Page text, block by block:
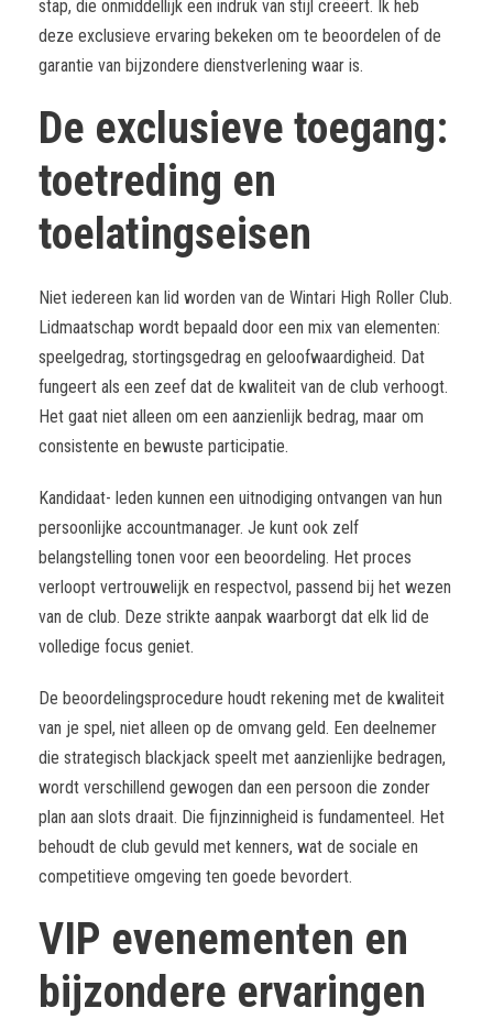
stap, die onmiddellijk een indruk van stijl creëert. Ik heb
deze exclusieve ervaring bekeken om te beoordelen of de
garantie van bijzondere dienstverlening waar is.
De exclusieve toegang:
toetreding en
toelatingseisen
Niet iedereen kan lid worden van de Wintari High Roller Club.
Lidmaatschap wordt bepaald door een mix van elementen:
speelgedrag, stortingsgedrag en geloofwaardigheid. Dat
fungeert als een zeef dat de kwaliteit van de club verhoogt.
Het gaat niet alleen om een aanzienlijk bedrag, maar om
consistente en bewuste participatie.
Kandidaat- leden kunnen een uitnodiging ontvangen van hun
persoonlijke accountmanager. Je kunt ook zelf
belangstelling tonen voor een beoordeling. Het proces
verloopt vertrouwelijk en respectvol, passend bij het wezen
van de club. Deze strikte aanpak waarborgt dat elk lid de
volledige focus geniet.
De beoordelingsprocedure houdt rekening met de kwaliteit
van je spel, niet alleen op de omvang geld. Een deelnemer
die strategisch blackjack speelt met aanzienlijke bedragen,
wordt verschillend gewogen dan een persoon die zonder
plan aan slots draait. Die fijnzinnigheid is fundamenteel. Het
behoudt de club gevuld met kenners, wat de sociale en
competitieve omgeving ten goede bevordert.
VIP evenementen en
bijzondere ervaringen